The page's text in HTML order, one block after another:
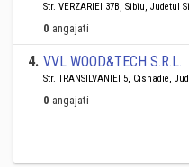
Str. VERZARIEI 37B, Sibiu, Judetul
0 angajati
4. VVL WOOD&TECH S.R.L.
Str. TRANSILVANIEI 5, Cisnadie,
0 angajati